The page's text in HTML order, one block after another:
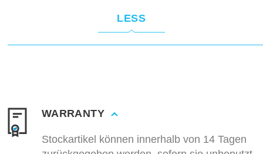
LESS
WARRANTY
Stockartikel können innerhalb von 14 Tagen